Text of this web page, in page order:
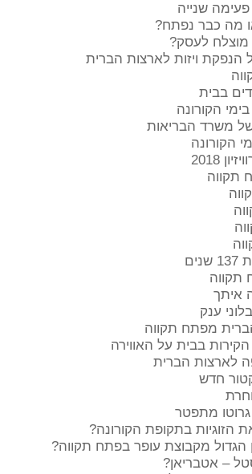
שנייה
מה כבר נפתח?
לעסק?
הנפקת ויזות לארצות הברית
בבית
הקורונה
של משרד הבריאות
הקורונה
2018
תקווה
תקווה
איתך
ענק
מפתח תקווה
בבית על האווירה
לארצות הברית
חדש
מתפטר
הזוגיות בתקופת הקורונה?
הגדול מקבוצת עופר בפתח תקווה?
– אטבריאן?